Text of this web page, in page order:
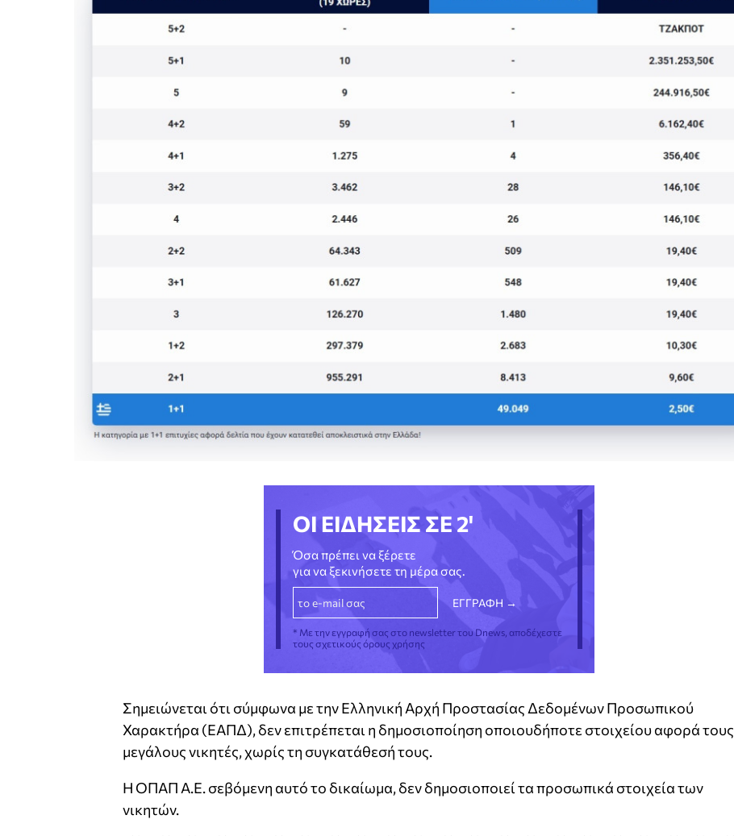
ΟΙ ΕΙΔΗΣΕΙΣ ΣΕ 2'
Όσα πρέπει να ξέρετε
για να ξεκινήσετε τη μέρα σας.
* Με την εγγραφή σας στο newsletter του Dnews, αποδέχεστε
τους σχετικούς όρους χρήσης
Σημειώνεται ότι σύμφωνα με την Ελληνική Αρχή Προστασίας Δεδομένων Προσωπικού
Χαρακτήρα (ΕΑΠΔ), δεν επιτρέπεται η δημοσιοποίηση οποιουδήποτε στοιχείου αφορά τους
μεγάλους νικητές, χωρίς τη συγκατάθεσή τους.
Η ΟΠΑΠ Α.Ε. σεβόμενη αυτό το δικαίωμα, δεν δημοσιοποιεί τα προσωπικά στοιχεία των
νικητών.